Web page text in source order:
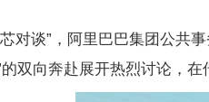
对谈”，阿里巴巴集团公共
的双向奔赴展开热烈讨论，